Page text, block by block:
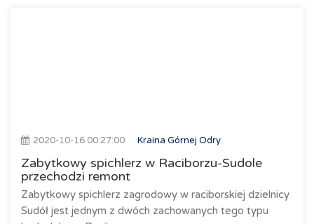
2020-10-16 00:27:00 Kraina Górnej Odry
Zabytkowy spichlerz w Raciborzu-Sudole
przechodzi remont
Zabytkowy spichlerz zagrodowy w raciborskiej dzielnicy
Sudół jest jednym z dwóch zachowanych tego typu